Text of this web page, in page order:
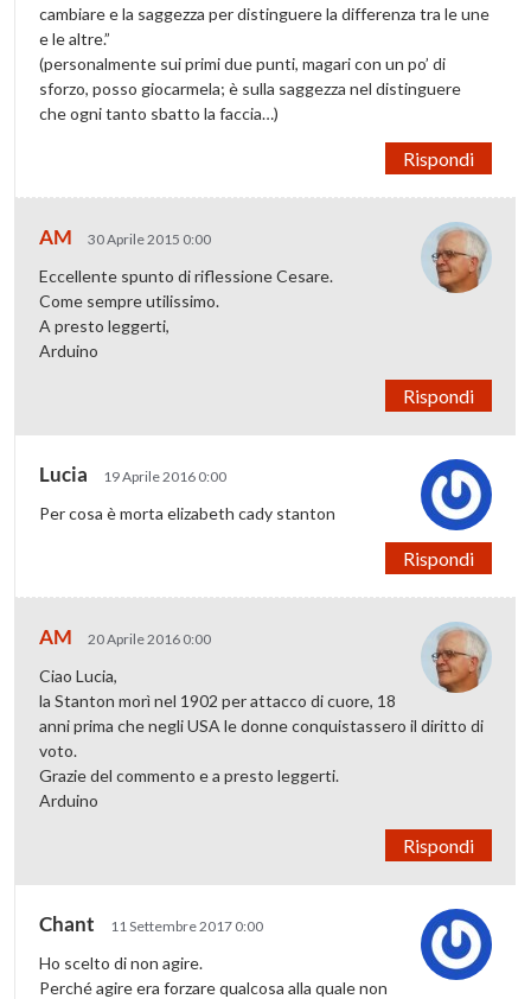
cambiare e la saggezza per distinguere la differenza tra le une
e le altre.”
(personalmente sui primi due punti, magari con un po’ di
sforzo, posso giocarmela; è sulla saggezza nel distinguere
che ogni tanto sbatto la faccia…)
Rispondi
AM 30 Aprile 2015 0:00
Eccellente spunto di riflessione Cesare.
Come sempre utilissimo.
A presto leggerti,
Arduino
Rispondi
Lucia 19 Aprile 2016 0:00
Per cosa è morta elizabeth cady stanton
Rispondi
AM 20 Aprile 2016 0:00
Ciao Lucia,
la Stanton morì nel 1902 per attacco di cuore, 18
anni prima che negli USA le donne conquistassero il diritto di
voto.
Grazie del commento e a presto leggerti.
Arduino
Rispondi
Chant 11 Settembre 2017 0:00
Ho scelto di non agire.
Perché agire era forzare qualcosa alla quale non